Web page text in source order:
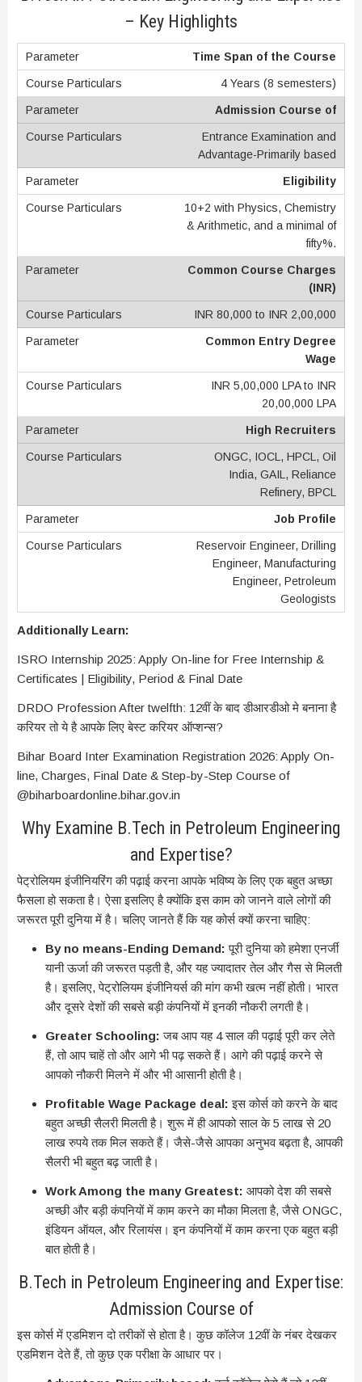
– Key Highlights
Time Span of the Course
4 Years (8 semesters)
Admission Course of
Entrance Examination and
Advantage-Primarily based
Eligibility
10+2 with Physics, Chemistry
& Arithmetic, and a minimal of
fifty%.
Common Course Charges
(INR)
INR 80,000 to INR 2,00,000
Common Entry Degree
Wage
INR 5,00,000 LPA to INR
20,00,000 LPA
High Recruiters
ONGC, IOCL, HPCL, Oil
India, GAIL, Reliance
Refinery, BPCL
Job Profile
Reservoir Engineer, Drilling
Engineer, Manufacturing
Engineer, Petroleum
Geologists
Additionally Learn:
ISRO Internship 2025: Apply On-line for Free Internship &
Certificates | Eligibility, Period & Final Date
DRDO Profession After twelfth: 12वीं के बाद डीआरडीओ मे बनाना है
करियर तो ये है आपके लिए बेस्ट करियर ऑप्शन्स?
Bihar Board Inter Examination Registration 2026: Apply On-
line, Charges, Final Date & Step-by-Step Course of
@biharboardonline.bihar.gov.in
Why Examine B.Tech in Petroleum Engineering
and Expertise?
पेट्रोलियम इंजीनियरिंग की पढ़ाई करना आपके भविष्य के लिए एक बहुत अच्छा
फैसला हो सकता है। ऐसा इसलिए है क्योंकि इस काम को जानने वाले लोगों की
जरूरत पूरी दुनिया में है। चलिए जानते हैं कि यह कोर्स क्यों करना चाहिए:
By no means-Ending Demand: पूरी दुनिया को हमेशा एनर्जी
यानी ऊर्जा की जरूरत पड़ती है, और यह ज्यादातर तेल और गैस से मिलती
है। इसलिए, पेट्रोलियम इंजीनियर्स की मांग कभी खत्म नहीं होती। भारत
और दूसरे देशों की सबसे बड़ी कंपनियों में इनकी नौकरी लगती है।
Greater Schooling: जब आप यह 4 साल की पढ़ाई पूरी कर लेते
हैं, तो आप चाहें तो और आगे भी पढ़ सकते हैं। आगे की पढ़ाई करने से
आपको नौकरी मिलने में और भी आसानी होती है।
Profitable Wage Package deal: इस कोर्स को करने के बाद
बहुत अच्छी सैलरी मिलती है। शुरू में ही आपको साल के 5 लाख से 20
लाख रुपये तक मिल सकते हैं। जैसे-जैसे आपका अनुभव बढ़ता है, आपकी
सैलरी भी बहुत बढ़ जाती है।
Work Among the many Greatest: आपको देश की सबसे
अच्छी और बड़ी कंपनियों में काम करने का मौका मिलता है, जैसे ONGC,
इंडियन ऑयल, और रिलायंस। इन कंपनियों में काम करना एक बहुत बड़ी
बात होती है।
B.Tech in Petroleum Engineering and Expertise:
Admission Course of
इस कोर्स में एडमिशन दो तरीकों से होता है। कुछ कॉलेज 12वीं के नंबर देखकर
एडमिशन देते हैं, तो कुछ एक परीक्षा के आधार पर।